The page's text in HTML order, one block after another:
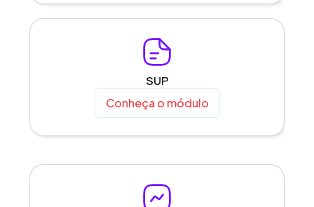
SUP
Conheça o módulo